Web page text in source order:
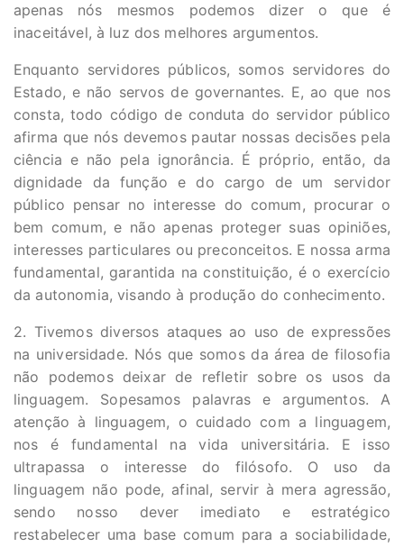
apenas nós mesmos podemos dizer o que é
inaceitável, à luz dos melhores argumentos.
Enquanto servidores públicos, somos servidores do
Estado, e não servos de governantes. E, ao que nos
consta, todo código de conduta do servidor público
afirma que nós devemos pautar nossas decisões pela
ciência e não pela ignorância. É próprio, então, da
dignidade da função e do cargo de um servidor
público pensar no interesse do comum, procurar o
bem comum, e não apenas proteger suas opiniões,
interesses particulares ou preconceitos. E nossa arma
fundamental, garantida na constituição, é o exercício
da autonomia, visando à produção do conhecimento.
2. Tivemos diversos ataques ao uso de expressões
na universidade. Nós que somos da área de filosofia
não podemos deixar de refletir sobre os usos da
linguagem. Sopesamos palavras e argumentos. A
atenção à linguagem, o cuidado com a linguagem,
nos é fundamental na vida universitária. E isso
ultrapassa o interesse do filósofo. O uso da
linguagem não pode, afinal, servir à mera agressão,
sendo nosso dever imediato e estratégico
restabelecer uma base comum para a sociabilidade,